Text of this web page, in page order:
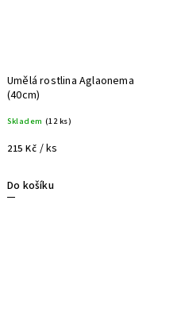
Umělá rostlina Aglaonema
(40cm)
Skladem (12 ks)
215 Kč / ks
Do košíku